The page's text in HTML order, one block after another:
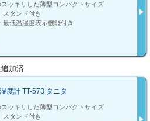
スッキリした薄型コンパクトサイズ
スタンド付き
最低温湿度表示機能付き
加済
度計 TT-573 タニタ
スッキリした薄型コンパクトサイズ
スタンド付き